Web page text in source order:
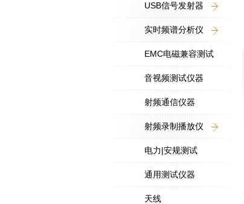
USB信号发射器
实时频谱分析仪
EMC电磁兼容测试
音视频测试仪器
射频通信仪器
射频录制播放仪
电力|安规测试
通用测试仪器
天线